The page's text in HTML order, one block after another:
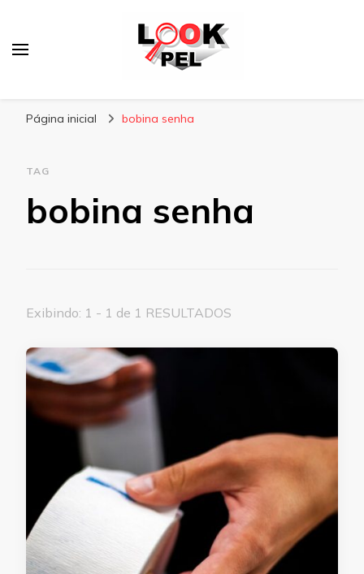
Página inicial bobina senha
TAG
bobina senha
Exibindo: 1 - 1 de 1 RESULTADOS